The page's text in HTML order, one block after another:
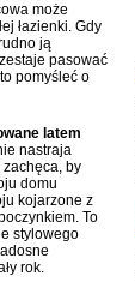
może
łazienki. Gdy
ją
pasować
pomyśleć o
latem
nastraja
by
domu
kojarzone z
To
stylowego
rok.